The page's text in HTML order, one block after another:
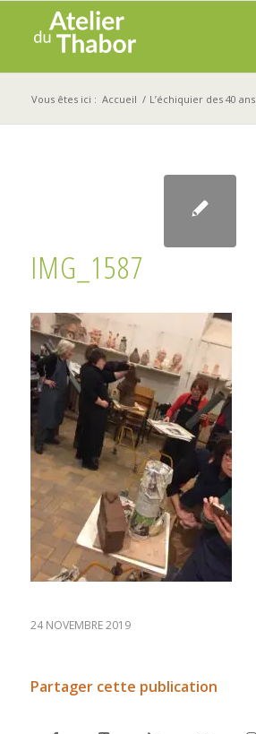
Vous êtes ici : Accueil / L’échiquier des 40 ans
IMG_1587
24 NOVEMBRE 2019
Partager cette publication